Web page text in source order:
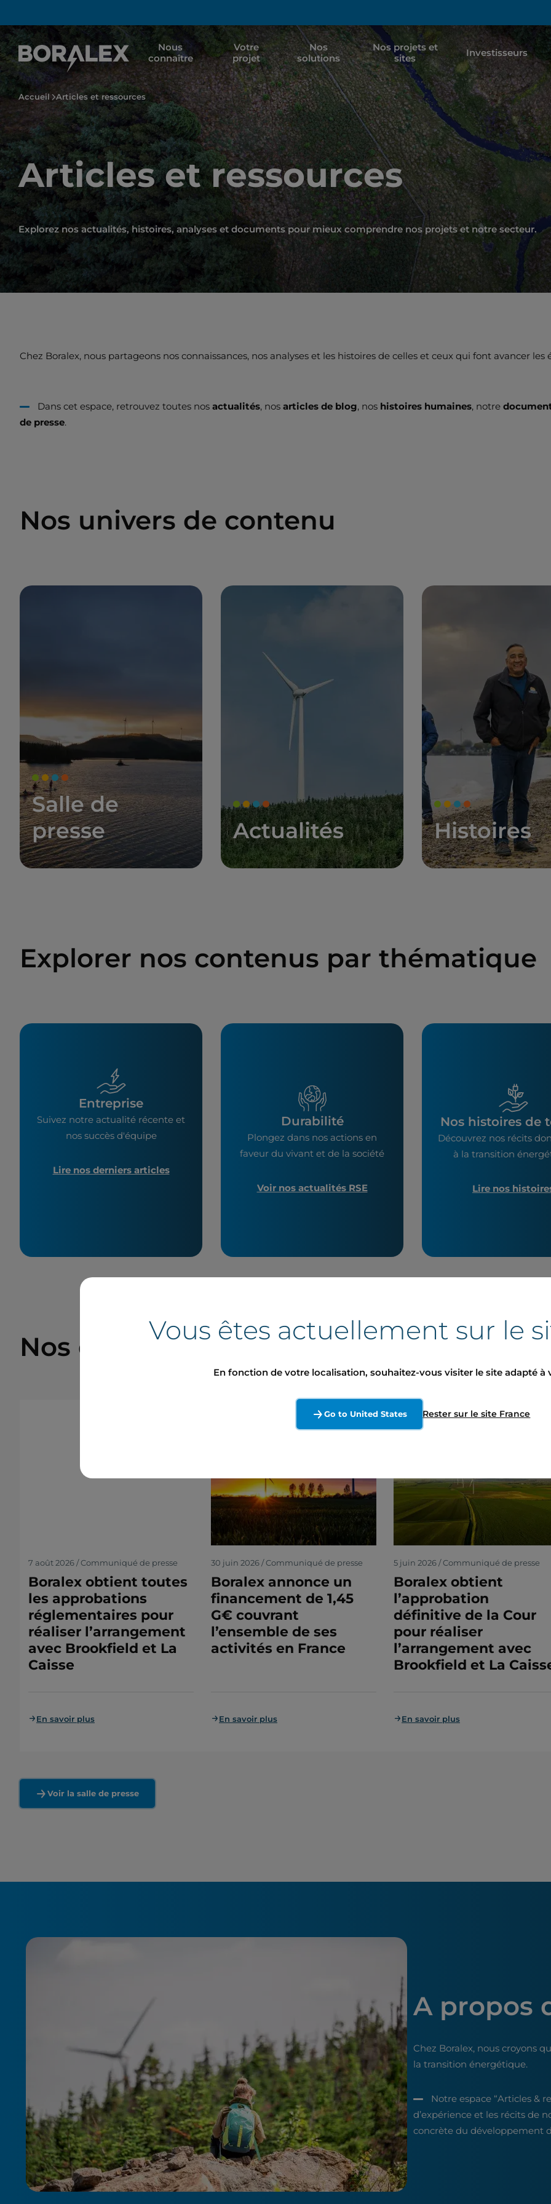
au
contenu
principal
Nous
connaître
Votre
projet
Nos
solutions
Nos projets et
sites
Investisseurs
Accueil Articles et ressources
Articles et ressources
Explorez nos actualités, histoires, analyses et documents pour mieux comprendre nos projets et notre secteur.
Chez Boralex, nous partageons nos connaissances, nos analyses et les histoires de celles et ceux qui font avancer les
Dans cet espace, retrouvez toutes nos actualités, nos articles de blog, nos histoires humaines, notre
de presse.
Nos univers de contenu
Salle de
presse
Actualités Histoires
Explorer nos contenus par thématique
Entreprise
Suivez notre actualité récente et
nos succès d'équipe
Lire nos derniers articles
Durabilité
Plongez dans nos actions en
faveur du vivant et de la société
Voir nos actualités RSE
Nos histoires de
Découvrez nos récits
à la transition
Lire nos
Nos derniers communiqués de presse
7 août 2026 / Communiqué de presse
Boralex obtient toutes
les approbations
réglementaires pour
réaliser l’arrangement
avec Brookfield et La
Caisse
En savoir plus
30 juin 2026 / Communiqué de presse
Boralex annonce un
financement de 1,45
G€ couvrant
l’ensemble de ses
activités en France
En savoir plus
5 juin 2026 / Communiqué de presse
Boralex obtient
l’approbation
définitive de la Cour
pour réaliser
l’arrangement avec
Brookfield et La
En savoir plus
Voir la salle de presse
A propos
Chez Boralex, nous croyons
la transition énergétique.
Notre espace “Articles &
d’expérience et les récits de
concrète du développement
Vous êtes actuellement sur le
En fonction de votre localisation, souhaitez-vous visiter le site adapté à
Go to United States Rester sur le site France